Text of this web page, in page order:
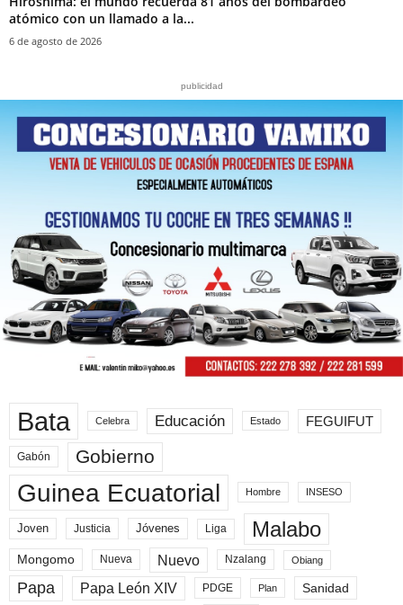
atómico con un llamado a la...
6 de agosto de 2026
publicidad
Bata Celebra Educación Estado FEGUIFUT
Gabón Gobierno
Guinea Ecuatorial Hombre INSESO
Joven Justicia Jóvenes Liga Malabo
Mongomo Nueva Nuevo Nzalang Obiang
Papa Papa León XIV PDGE Plan Sanidad